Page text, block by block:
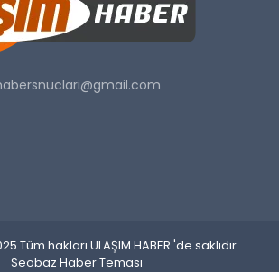
Tüm hakları ULAŞIM HABER 'de saklıdır.
Seobaz Haber Teması